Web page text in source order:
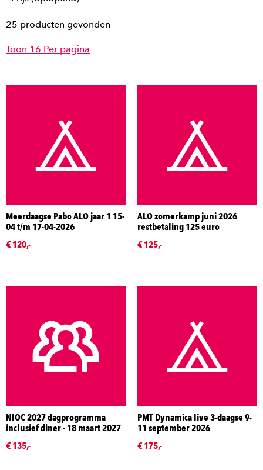
25 producten gevonden
Toon 16 Per pagina
Meerdaagse Pabo ALO jaar 1 15-
04 t/m 17-04-2026
€ 120,-
ALO zomerkamp juni 2026
restbetaling 125 euro
€ 125,-
NIOC 2027 dagprogramma
inclusief diner - 18 maart 2027
€ 135,-
PMT Dynamica live 3-daagse 9-
11 september 2026
€ 175,-